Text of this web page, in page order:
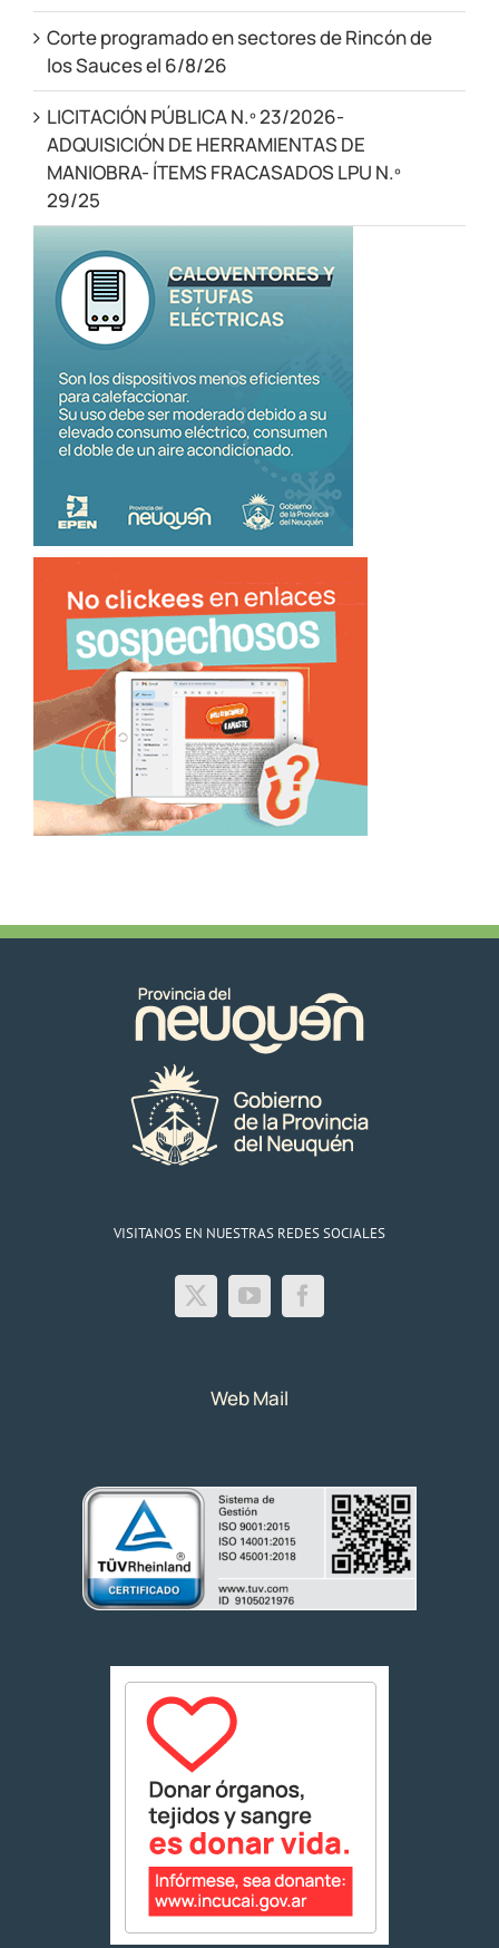
Corte programado en sectores de Rincón de
los Sauces el 6/8/26
LICITACIÓN PÚBLICA N.º 23/2026-
ADQUISICIÓN DE HERRAMIENTAS DE
MANIOBRA- ÍTEMS FRACASADOS LPU N.º
29/25
VISITANOS EN NUESTRAS REDES SOCIALES
Web Mail